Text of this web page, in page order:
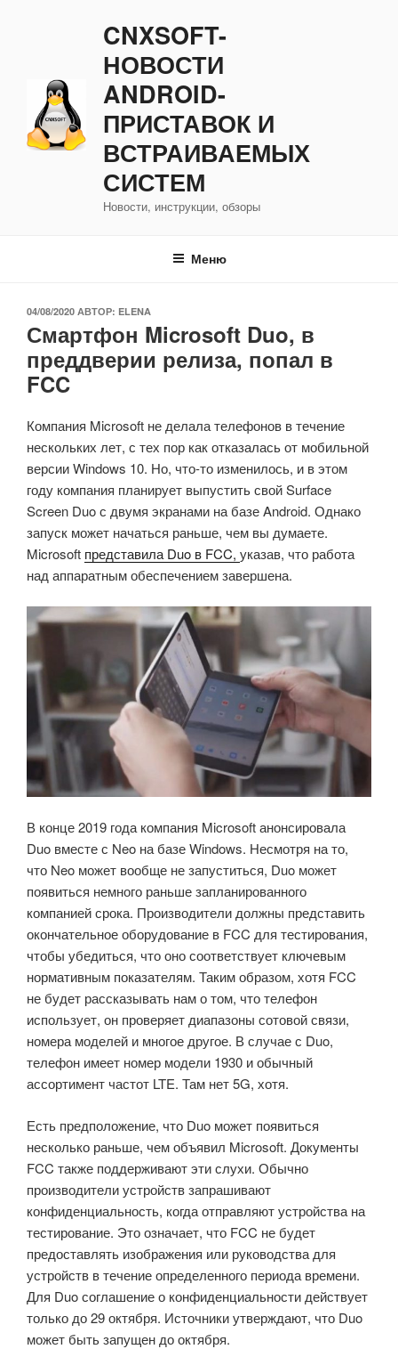
CNXSOFT-
НОВОСТИ
ANDROID-
ПРИСТАВОК И
ВСТРАИВАЕМЫХ
СИСТЕМ
Новости, инструкции, обзоры
Меню
ОПУБЛИКОВАНО
04/08/2020 АВТОР: ELENA
Смартфон Microsoft Duo, в
преддверии релиза, попал в
FCC
Компания Microsoft не делала телефонов в течение
нескольких лет, с тех пор как отказалась от мобильной
версии Windows 10. Но, что-то изменилось, и в этом
году компания планирует выпустить свой Surface
Screen Duo с двумя экранами на базе Android. Однако
запуск может начаться раньше, чем вы думаете.
Microsoft представила Duo в FCC, указав, что работа
над аппаратным обеспечением завершена.
В конце 2019 года компания Microsoft анонсировала
Duo вместе с Neo на базе Windows. Несмотря на то,
что Neo может вообще не запуститься, Duo может
появиться немного раньше запланированного
компанией срока. Производители должны представить
окончательное оборудование в FCC для тестирования,
чтобы убедиться, что оно соответствует ключевым
нормативным показателям. Таким образом, хотя FCC
не будет рассказывать нам о том, что телефон
использует, он проверяет диапазоны сотовой связи,
номера моделей и многое другое. В случае с Duo,
телефон имеет номер модели 1930 и обычный
ассортимент частот LTE. Там нет 5G, хотя.
Есть предположение, что Duo может появиться
несколько раньше, чем объявил Microsoft. Документы
FCC также поддерживают эти слухи. Обычно
производители устройств запрашивают
конфиденциальность, когда отправляют устройства на
тестирование. Это означает, что FCC не будет
предоставлять изображения или руководства для
устройств в течение определенного периода времени.
Для Duo соглашение о конфиденциальности действует
только до 29 октября. Источники утверждают, что Duo
может быть запущен до октября.